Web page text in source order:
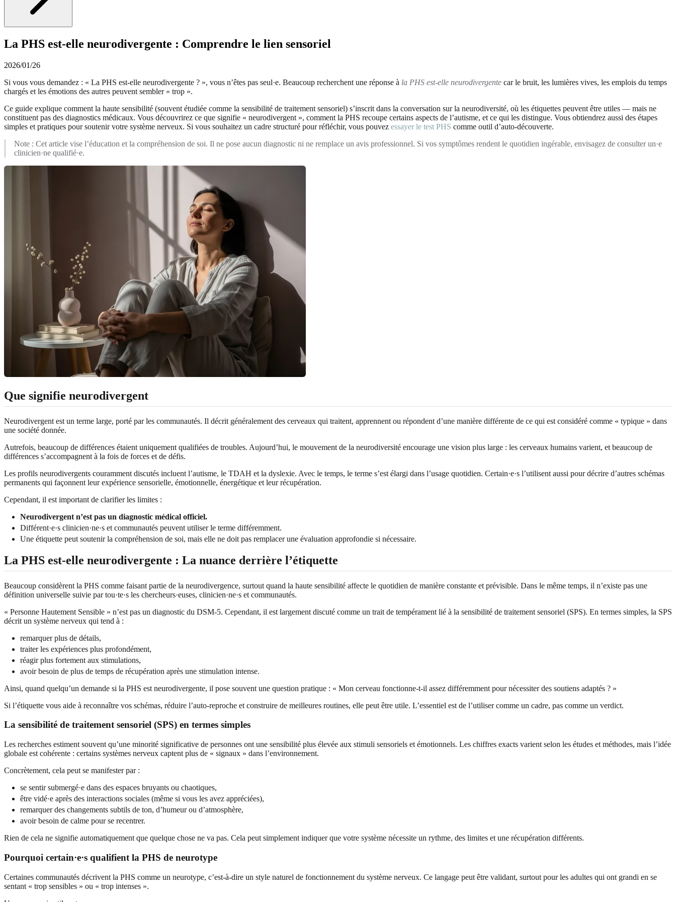
La PHS est-elle neurodivergente : Comprendre le lien sensoriel
2026/01/26
Si vous vous demandez : « La PHS est-elle neurodivergente ? », vous n’êtes pas seul·e. Beaucoup recherchent une réponse à la PHS est-elle neurodivergente car le bruit, les lumières vives, les emplois du temps
chargés et les émotions des autres peuvent sembler « trop ».
Ce guide explique comment la haute sensibilité (souvent étudiée comme la sensibilité de traitement sensoriel) s’inscrit dans la conversation sur la neurodiversité, où les étiquettes peuvent être utiles — mais ne
constituent pas des diagnostics médicaux. Vous découvrirez ce que signifie « neurodivergent », comment la PHS recoupe certains aspects de l’autisme, et ce qui les distingue. Vous obtiendrez aussi des étapes
simples et pratiques pour soutenir votre système nerveux. Si vous souhaitez un cadre structuré pour réfléchir, vous pouvez essayer le test PHS comme outil d’auto-découverte.
Note : Cet article vise l’éducation et la compréhension de soi. Il ne pose aucun diagnostic ni ne remplace un avis professionnel. Si vos symptômes rendent le quotidien ingérable, envisagez de consulter un·e
clinicien·ne qualifié·e.
Que signifie neurodivergent
Neurodivergent est un terme large, porté par les communautés. Il décrit généralement des cerveaux qui traitent, apprennent ou répondent d’une manière différente de ce qui est considéré comme « typique » dans
une société donnée.
Autrefois, beaucoup de différences étaient uniquement qualifiées de troubles. Aujourd’hui, le mouvement de la neurodiversité encourage une vision plus large : les cerveaux humains varient, et beaucoup de
différences s’accompagnent à la fois de forces et de défis.
Les profils neurodivergents couramment discutés incluent l’autisme, le TDAH et la dyslexie. Avec le temps, le terme s’est élargi dans l’usage quotidien. Certain·e·s l’utilisent aussi pour décrire d’autres schémas
permanents qui façonnent leur expérience sensorielle, émotionnelle, énergétique et leur récupération.
Cependant, il est important de clarifier les limites :
Neurodivergent n’est pas un diagnostic médical officiel.
Différent·e·s clinicien·ne·s et communautés peuvent utiliser le terme différemment.
Une étiquette peut soutenir la compréhension de soi, mais elle ne doit pas remplacer une évaluation approfondie si nécessaire.
La PHS est-elle neurodivergente : La nuance derrière l’étiquette
Beaucoup considèrent la PHS comme faisant partie de la neurodivergence, surtout quand la haute sensibilité affecte le quotidien de manière constante et prévisible. Dans le même temps, il n’existe pas une
définition universelle suivie par tou·te·s les chercheurs·euses, clinicien·ne·s et communautés.
« Personne Hautement Sensible » n’est pas un diagnostic du DSM-5. Cependant, il est largement discuté comme un trait de tempérament lié à la sensibilité de traitement sensoriel (SPS). En termes simples, la SPS
décrit un système nerveux qui tend à :
remarquer plus de détails,
traiter les expériences plus profondément,
réagir plus fortement aux stimulations,
avoir besoin de plus de temps de récupération après une stimulation intense.
Ainsi, quand quelqu’un demande si la PHS est neurodivergente, il pose souvent une question pratique : « Mon cerveau fonctionne-t-il assez différemment pour nécessiter des soutiens adaptés ? »
Si l’étiquette vous aide à reconnaître vos schémas, réduire l’auto-reproche et construire de meilleures routines, elle peut être utile. L’essentiel est de l’utiliser comme un cadre, pas comme un verdict.
La sensibilité de traitement sensoriel (SPS) en termes simples
Les recherches estiment souvent qu’une minorité significative de personnes ont une sensibilité plus élevée aux stimuli sensoriels et émotionnels. Les chiffres exacts varient selon les études et méthodes, mais l’idée
globale est cohérente : certains systèmes nerveux captent plus de « signaux » dans l’environnement.
Concrètement, cela peut se manifester par :
se sentir submergé·e dans des espaces bruyants ou chaotiques,
être vidé·e après des interactions sociales (même si vous les avez appréciées),
remarquer des changements subtils de ton, d’humeur ou d’atmosphère,
avoir besoin de calme pour se recentrer.
Rien de cela ne signifie automatiquement que quelque chose ne va pas. Cela peut simplement indiquer que votre système nécessite un rythme, des limites et une récupération différents.
Pourquoi certain·e·s qualifient la PHS de neurotype
Certaines communautés décrivent la PHS comme un neurotype, c’est-à-dire un style naturel de fonctionnement du système nerveux. Ce langage peut être validant, surtout pour les adultes qui ont grandi en se
sentant « trop sensibles » ou « trop intenses ».